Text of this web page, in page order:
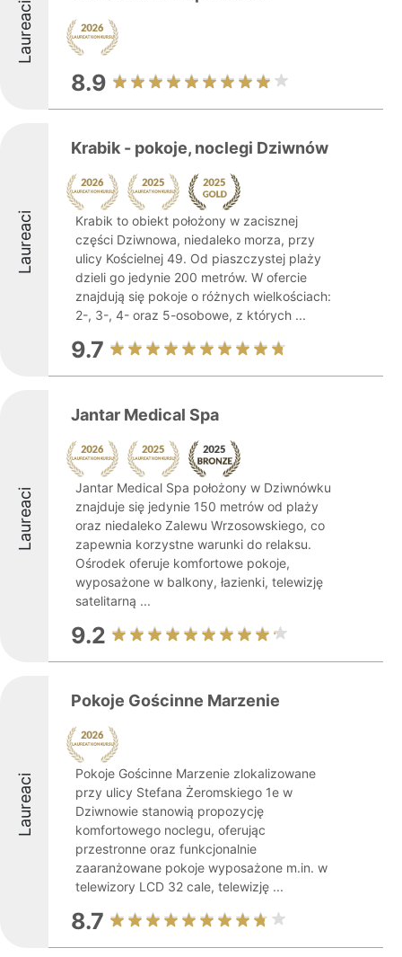
Laureaci
8.9
Laureaci
Krabik - pokoje, noclegi Dziwnów
Krabik to obiekt położony w zacisznej
części Dziwnowa, niedaleko morza, przy
ulicy Kościelnej 49. Od piaszczystej plaży
dzieli go jedynie 200 metrów. W ofercie
znajdują się pokoje o różnych wielkościach:
2-, 3-, 4- oraz 5-osobowe, z których ...
9.7
Laureaci
Jantar Medical Spa
Jantar Medical Spa położony w Dziwnówku
znajduje się jedynie 150 metrów od plaży
oraz niedaleko Zalewu Wrzosowskiego, co
zapewnia korzystne warunki do relaksu.
Ośrodek oferuje komfortowe pokoje,
wyposażone w balkony, łazienki, telewizję
satelitarną ...
9.2
Laureaci
Pokoje Gościnne Marzenie
Pokoje Gościnne Marzenie zlokalizowane
przy ulicy Stefana Żeromskiego 1e w
Dziwnowie stanowią propozycję
komfortowego noclegu, oferując
przestronne oraz funkcjonalnie
zaaranżowane pokoje wyposażone m.in. w
telewizory LCD 32 cale, telewizję ...
8.7